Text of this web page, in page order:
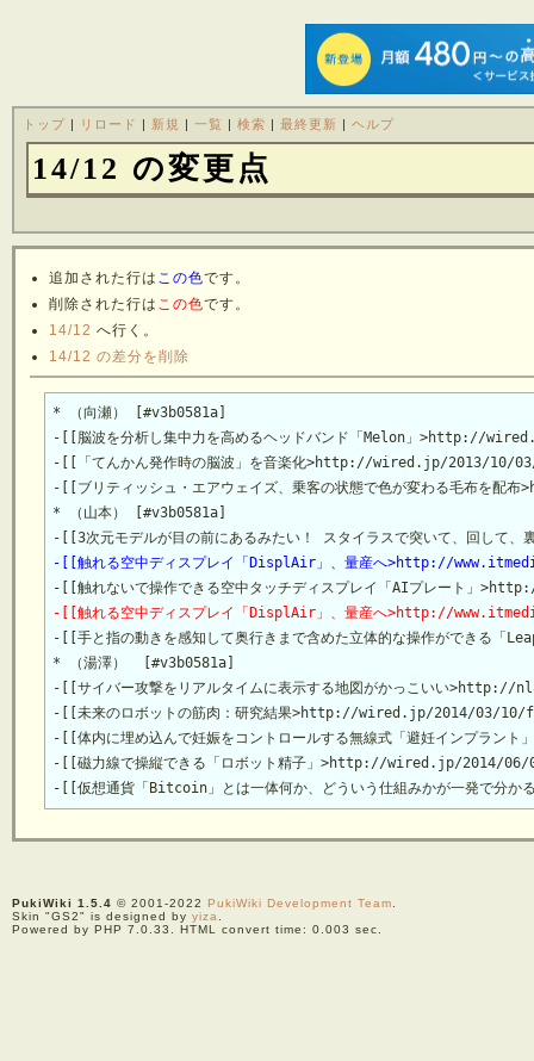
トップ リロード 新規 一覧 検索 最終更新 ヘルプ
14/12 の変更点
追加された行は この色です。
削除された行は この色です。
14/12 へ行く。
14/12 の差分を削除
* （向瀬） [#v3b0581a]
-[[脳波を分析し集中力を高めるヘッドバンド「Melon」>http://
-[[「てんかん発作時の脳波」を音楽化>http://wired.jp/2013/
-[[ブリティッシュ・エアウェイズ、乗客の状態で色が変わる毛布
* （山本） [#v3b0581a]
-[[触れる空中ディスプレイ「DisplAir」、量産へ>http://
-[[触れる空中ディスプレイ「DisplAir」、量産へ>http://
-[[手と指の動きを感知して奥行きまで含めた立体的な操作がで
* （湯澤）  [#v3b0581a]
-[[サイバー攻撃をリアルタイムに表示する地図がかっこいい
-[[未来のロボットの筋肉：研究結果>http://wired.jp/2014/03/
-[[体内に埋め込んで妊娠をコントロールする無線式「避妊イン
-[[磁力線で操縦できる「ロボット精子」>http://wired.jp/2014/
PukiWiki 1.5.4 © 2001-2022 PukiWiki Development Team.
Skin "GS2" is designed by yiza.
Powered by PHP 7.0.33. HTML convert time: 0.003 sec.